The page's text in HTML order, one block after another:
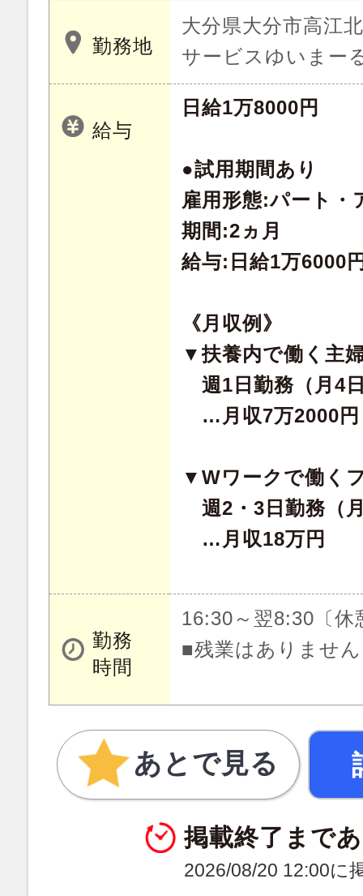
勤務地
大分県大分市高江
サービスゆいまー
給与
日給1万8000円
●試用期間あり
雇用形態:パート・
期間:2ヵ月
給与:日給1万6000
《月収例》
▼扶養内で働く主
週1日勤務（月4
…月収7万2000円
▼Wワークで働く
週2・3日勤務（
…月収18万円
勤務
時間
16:30～翌8:30〔休
■残業はありませ
あとで見る
掲載終了まで
2026/08/20 12:00に